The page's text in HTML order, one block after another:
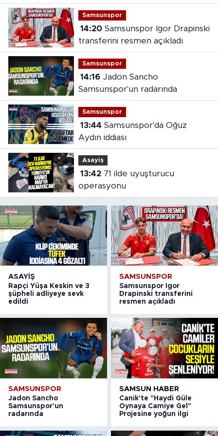
yoğun ilgi
Samsunspor
14:20Samsunspor Igor Drapinski
transferini resmen açıkladı
Samsunspor
14:16Jadon Sancho
Samsunspor'un radarında
Samsunspor
13:44
Aydın iddiası
Asayiş
13:4271 ilde uyuşturucu
operasyonu
ASAYIŞ
Rapçi Yüşa Keskin ve 3
şüpheli adliyeye sevk
edildi
SAMSUNSPOR
Samsunspor Igor
Drapinski transferini
resmen açıkladı
SAMSUNSPOR
Jadon Sancho
Samsunspor'un
radarında
SAMSUN HABER
Canik'te "Haydi Güle
Oynaya Camiye Gel"
Projesine yoğun ilgi